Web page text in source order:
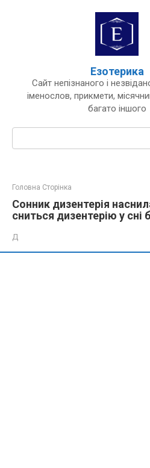
Езотерика
Сайт непізнаного і
іменослов, прикмети,
багато іншого
Пошук:
Головна Сторінка
Сонник дизентерія
сниться дизентерію у сні
Д